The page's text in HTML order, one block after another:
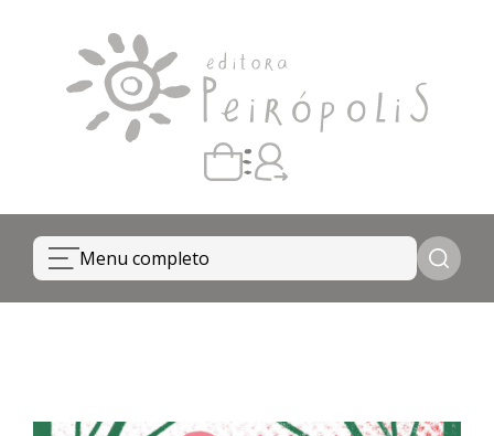
Carrinho vazio
Quando escolher seus livros, eles aparecem aqui.
Menu completo